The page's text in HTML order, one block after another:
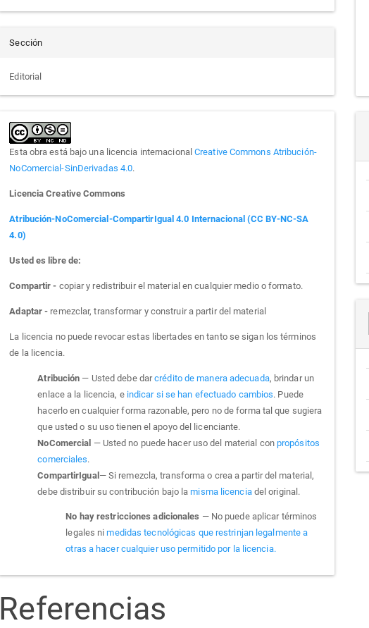
Sección
Editorial
Esta obra está bajo una licencia internacionalCreative Commons Atribución-
NoComercial-SinDerivadas 4.0.
Licencia Creative Commons
Atribución-NoComercial-CompartirIgual 4.0 Internacional (CC BY-NC-SA
4.0)
Usted es libre de:
Compartir - copiar y redistribuir el material en cualquier medio o formato.
Adaptar - remezclar, transformar y construir a partir del material
La licencia no puede revocar estas libertades en tanto se sigan los términos
de la licencia.
Atribución — Usted debe darcrédito de manera adecuada, brindar un
enlace a la licencia, e indicar si se han efectuado cambios. Puede
hacerlo en cualquier forma razonable, pero no de forma tal que sugiera
que usted o su uso tienen el apoyo del licenciante.
NoComercial — Usted no puede hacer uso del material con propósitos
comerciales.
CompartirIgual — Si remezcla, transforma o crea a partir del material,
debe distribuir su contribución bajo lamisma licenciadel original.
No hay restricciones adicionales — No puede aplicar términos
legales nimedidas tecnológicas que restrinjan legalmente a
otras a hacer cualquier uso permitido por la licencia.
Referencias